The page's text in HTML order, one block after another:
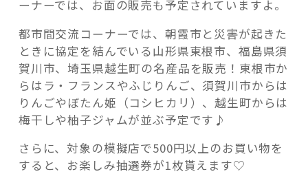
ーナーでは、お面の販売も予定されていますよ。
都市間交流コーナーでは、朝霞市と災害が起きた
ときに協定を結んでいる山形県東根市、福島県須
賀川市、埼玉県越生町の名産品を販売！東根市か
らはラ・フランスやふじりんご、須賀川市からは
りんごやぼたん姫（コシヒカリ）、越生町からは
梅干しや柚子ジャムが並ぶ予定です♪
さらに、対象の模擬店で500円以上のお買い物を
すると、お楽しみ抽選券が1枚貰えます♡